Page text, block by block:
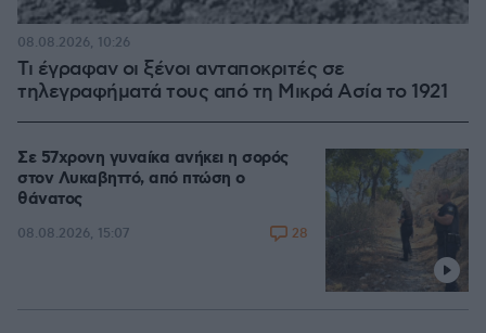
Τι έγραφαν οι ξένοι ανταποκριτές σε
τηλεγραφήματά τους από τη Μικρά Ασία το 1921
08.08.2026, 10:26
Σε 57χρονη γυναίκα ανήκει η σορός
στον Λυκαβηττό, από πτώση ο
θάνατος
08.08.2026, 15:07 28